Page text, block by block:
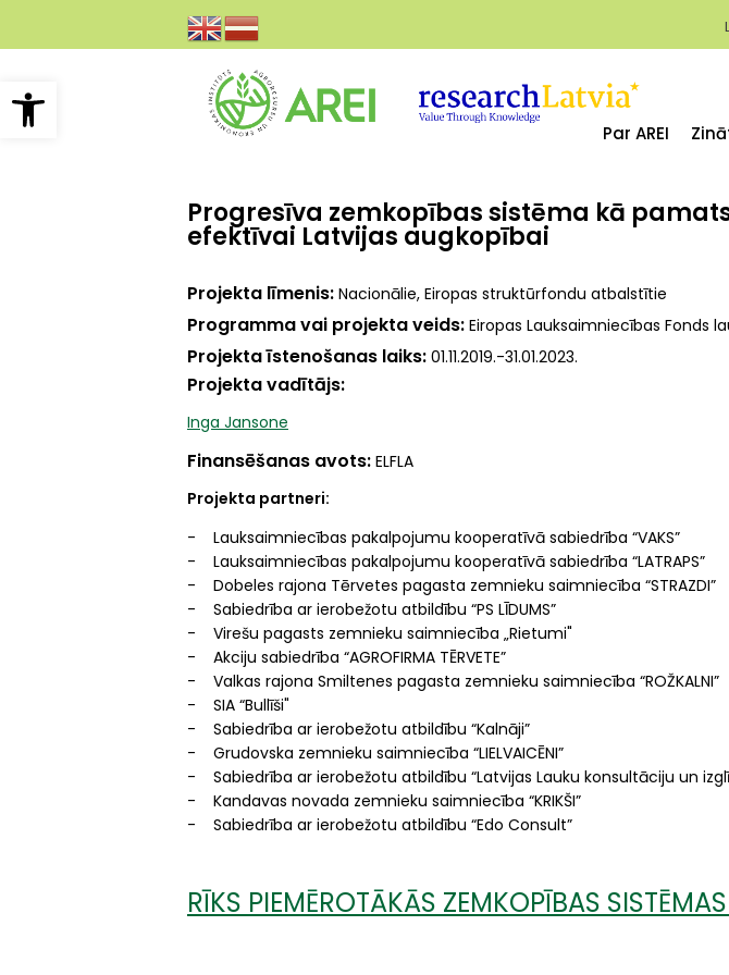
Open toolbar
galveno
Par AREI
Progresīva zemkopības sistēma kā
efektīvai Latvijas augkopībai
Projekta līmenis Nacionālie, Eiropas struktūrfondu atbalstītie
Programma vai projekta veids Eiropas Lauksaimniecības Fonds
Projekta īstenošanas laiks 01.11.2019.-31.01.2023.
Projekta vadītājs
Inga Jansone
Finansēšanas avots ELFLA
Projekta partneri:
- Lauksaimniecības pakalpojumu kooperatīvā sabiedrība “VAKS”
- Lauksaimniecības pakalpojumu kooperatīvā sabiedrība “LATRAPS”
- Dobeles rajona Tērvetes pagasta zemnieku saimniecība “STRAZDI”
- Sabiedrība ar ierobežotu atbildību “PS LĪDUMS”
- Virešu pagasts zemnieku saimniecība „Rietumi"
- Akciju sabiedrība “AGROFIRMA TĒRVETE”
- Valkas rajona Smiltenes pagasta zemnieku saimniecība “ROŽKALNI”
- SIA “Bullīši"
- Sabiedrība ar ierobežotu atbildību “Kalnāji”
- Grudovska zemnieku saimniecība “LIELVAICĒNI”
- Sabiedrība ar ierobežotu atbildību “Latvijas Lauku konsultāciju un
- Kandavas novada zemnieku saimniecība “KRIKŠI”
- Sabiedrība ar ierobežotu atbildību “Edo Consult”
RĪKS PIEMĒROTĀKĀS ZEMKOPĪBAS